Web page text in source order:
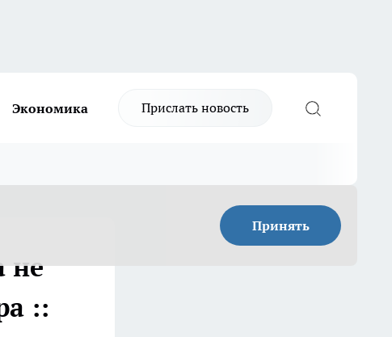
Экономика Прислать новость
Принять
не
::